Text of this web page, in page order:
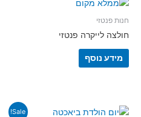
חנות פנטזי
חולצה לייקרה פנטזי
מידע נוסף
Sale!